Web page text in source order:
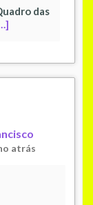
das
atrás